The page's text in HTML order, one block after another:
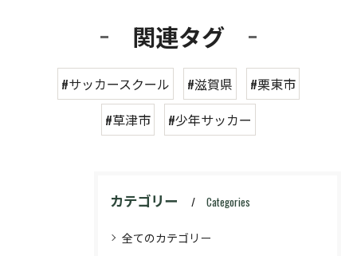
関連タグ
#サッカースクール #滋賀県
#栗東市
#草津市
#少年サッカー
カテゴリー Categories
全てのカテゴリー